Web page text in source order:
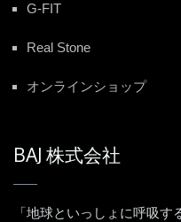
G-FIT
Real Stone
オンラインショップ
BAJ 株式会社
「地球といっしょに呼吸す